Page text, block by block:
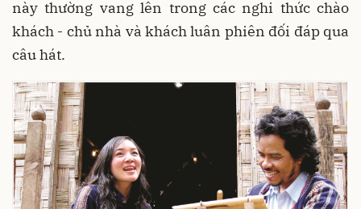
này thường vang lên trong các nghi thức chào
khách - chủ nhà và khách luân phiên đối đáp qua
câu hát.